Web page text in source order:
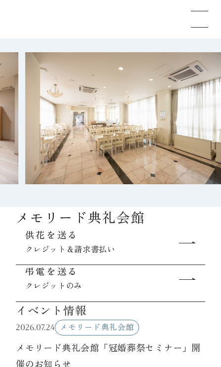
メモリードのお葬式について
葬儀の流れ
事例
施設案内
お知らせ
資料請求
お見積もり
お問合わせ
メモリード典礼会館
供花を送る
クレジット＆請求書払い
弔電を送る
クレジットのみ
イベント情報
2026.07.24 メモリード典礼会館
メモリード典礼会館「冠婚葬祭セミナー」開
催のお知らせ